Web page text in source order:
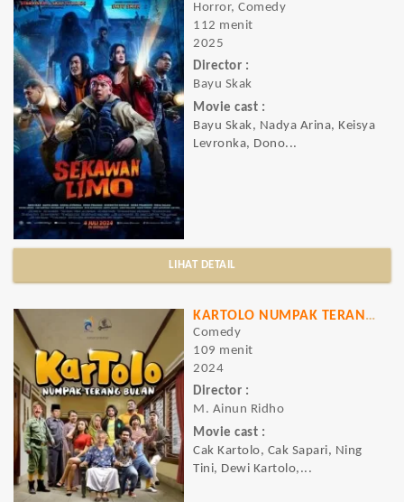
Horror, Comedy
112 menit
2025
Director :
Bayu Skak
Movie cast :
Bayu Skak, Nadya Arina, Keisya
Levronka, Dono...
LIHAT DETAIL
KARTOLO NUMPAK TERANG BULAN
Comedy
109 menit
2024
Director :
M. Ainun Ridho
Movie cast :
Cak Kartolo, Cak Sapari, Ning
Tini, Dewi Kartolo,...